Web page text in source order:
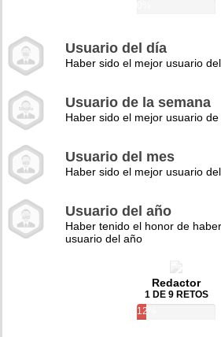
Usuario del día
Haber sido el mejor usuario
Usuario de la semana
Haber sido el mejor usuario
Usuario del mes
Haber sido el mejor usuario
Usuario del año
Haber tenido el honor de
usuario del año
Redactor
1 DE 9 RETOS
12%